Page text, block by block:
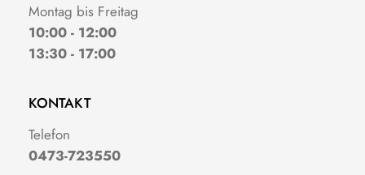
Montag bis Freitag
10:00 - 12:00
13:30 - 17:00
KONTAKT
Telefon
0473-723550